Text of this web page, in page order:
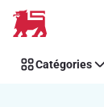
Passer
Catégories